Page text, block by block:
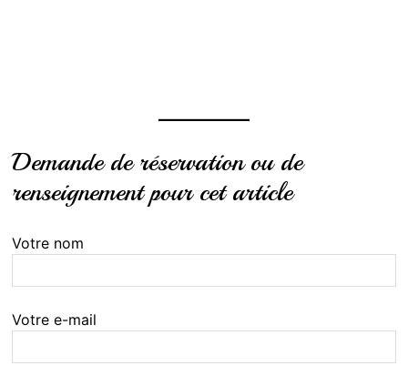
Demande de réservation ou de
renseignement pour cet article
Votre nom
Votre e-mail